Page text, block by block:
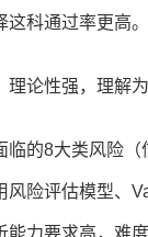
科通过率更高。
理论性强，理解
临的8大类风险
风险评估模型、